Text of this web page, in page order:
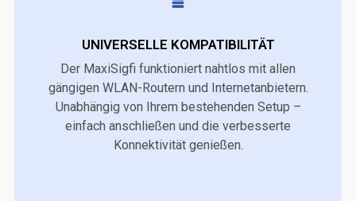
UNIVERSELLE KOMPATIBILITÄT
Der MaxiSigfi funktioniert nahtlos mit allen
gängigen WLAN-Routern und Internetanbietern.
Unabhängig von Ihrem bestehenden Setup –
einfach anschließen und die verbesserte
Konnektivität genießen.